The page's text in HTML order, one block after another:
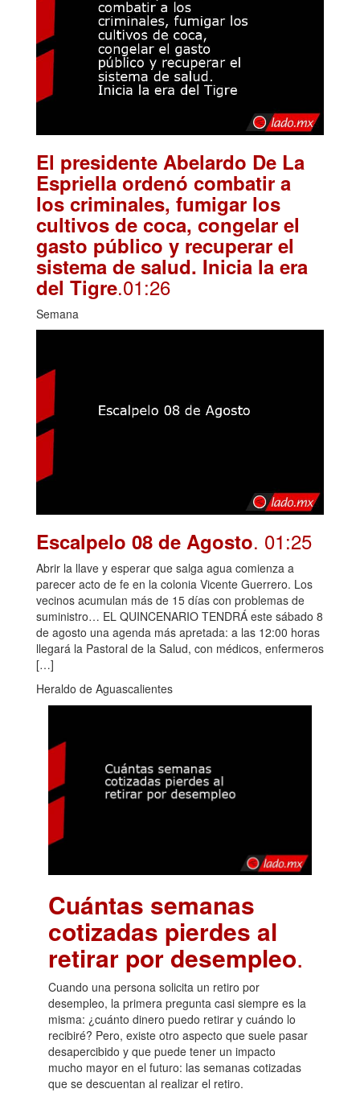
El presidente Abelardo De La
Espriella ordenó combatir a
los criminales, fumigar los
cultivos de coca, congelar el
gasto público y recuperar el
sistema de salud. Inicia la era
del Tigre.01:26
Semana
Escalpelo 08 de Agosto. 01:25
Abrir la llave y esperar que salga agua comienza a
parecer acto de fe en la colonia Vicente Guerrero. Los
vecinos acumulan más de 15 días con problemas de
suministro… EL QUINCENARIO TENDRÁ este sábado 8
de agosto una agenda más apretada: a las 12:00 horas
llegará la Pastoral de la Salud, con médicos, enfermeros
[…]
Heraldo de Aguascalientes
Cuántas semanas
cotizadas pierdes al
retirar por desempleo.
Cuando una persona solicita un retiro por
desempleo, la primera pregunta casi siempre es la
misma: ¿cuánto dinero puedo retirar y cuándo lo
recibiré? Pero, existe otro aspecto que suele pasar
desapercibido y que puede tener un impacto
mucho mayor en el futuro: las semanas cotizadas
que se descuentan al realizar el retiro.